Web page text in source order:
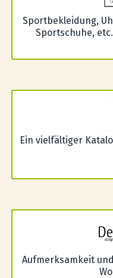
Sportbekleidung,
Sportschuhe,
Ein vielfältiger
Aufmerksamkeit